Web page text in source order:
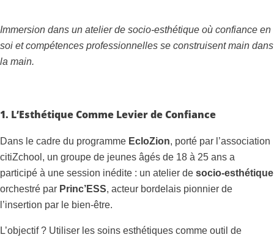
Immersion dans un atelier de socio-esthétique où confiance en
soi et compétences professionnelles se construisent main dans
la main.
1. L’Esthétique Comme Levier de Confiance
Dans le cadre du programme EcloZion, porté par l’association
citiZchool, un groupe de jeunes âgés de 18 à 25 ans a
participé à une session inédite : un atelier de socio-esthétique
orchestré par Princ’ESS, acteur bordelais pionnier de
l’insertion par le bien-être.
L’objectif ? Utiliser les soins esthétiques comme outil de